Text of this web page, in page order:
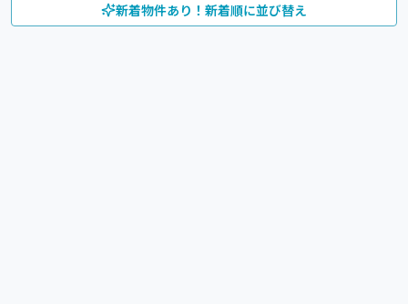
新着物件あり！新着順に並び替え